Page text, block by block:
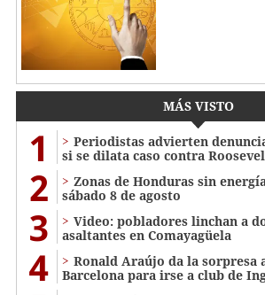
MÁS VISTO
1
Periodistas advierten
si se dilata caso contra
2
Zonas de Honduras sin
sábado 8 de agosto
3
Video: pobladores linchan a
asaltantes en Comayagüela
4
Ronald Araújo da la sorpresa
Barcelona para irse a club de